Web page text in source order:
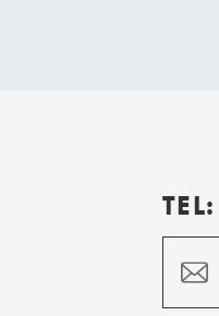
TEL: